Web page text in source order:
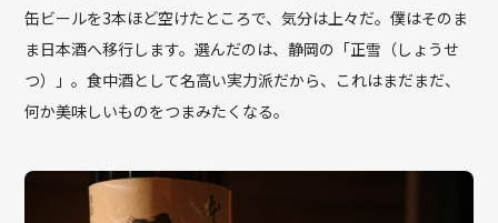
缶ビールを3本ほど空けたところで、気分は上々だ。僕はそのま
ま日本酒へ移行します。選んだのは、静岡の「正雪（しょうせ
つ）」。食中酒として名高い実力派だから、これはまだまだ、
何か美味しいものをつまみたくなる。